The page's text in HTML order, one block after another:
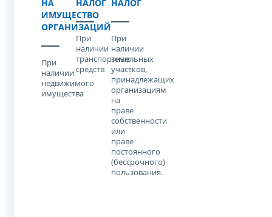
НА
ИМУЩЕСТВО
ОРГАНИЗАЦИЙ
При
наличии
недвижимого
имущества
НАЛОГ
При
наличии
транспортных
средств
НАЛОГ
При
наличии
земельных
участков,
принадлежащих
организациям
на
праве
собственности
или
праве
постоянного
(бессрочного)
пользования.